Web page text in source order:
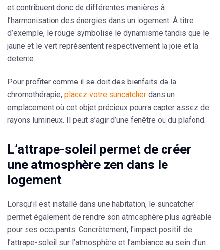
et contribuent donc de différentes manières à
l’harmonisation des énergies dans un logement. À titre
d’exemple, le rouge symbolise le dynamisme tandis que le
jaune et le vert représentent respectivement la joie et la
détente.
Pour profiter comme il se doit des bienfaits de la
chromothérapie, placez votre suncatcher dans un
emplacement où cet objet précieux pourra capter assez de
rayons lumineux. Il peut s’agir d’une fenêtre ou du plafond.
L’attrape-soleil permet de créer
une atmosphère zen dans le
logement
Lorsqu’il est installé dans une habitation, le suncatcher
permet également de rendre son atmosphère plus agréable
pour ses occupants. Concrètement, l’impact positif de
l’attrape-soleil sur l’atmosphère et l’ambiance au sein d’un